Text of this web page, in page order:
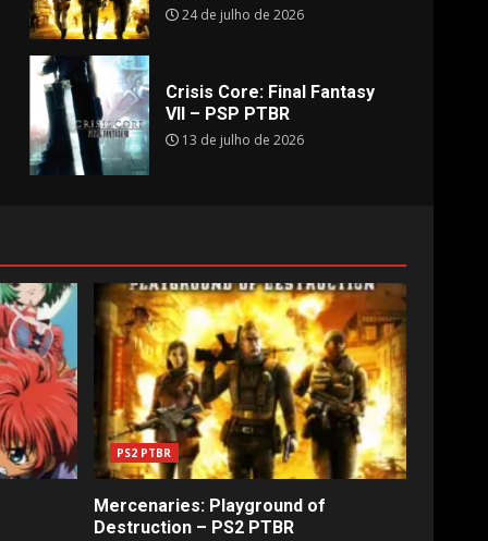
24 de julho de 2026
Crisis Core: Final Fantasy
VII – PSP PTBR
13 de julho de 2026
PS2 PTBR
Mercenaries: Playground of
Destruction – PS2 PTBR